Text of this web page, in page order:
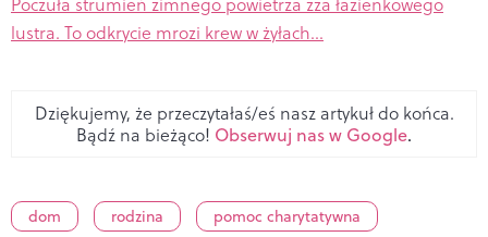
lustra. To odkrycie mrozi krew w żyłach...
Dziękujemy, że przeczytałaś/eś nasz artykuł do końca.
Bądź na bieżąco! Obserwuj nas w Google.
dom rodzina pomoc charytatywna